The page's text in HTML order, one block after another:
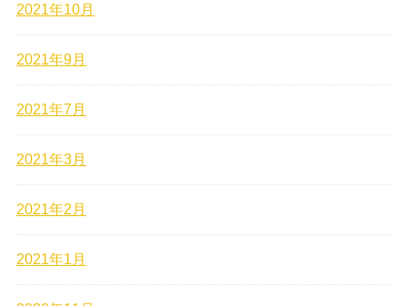
2021年10月
2021年9月
2021年7月
2021年3月
2021年2月
2021年1月